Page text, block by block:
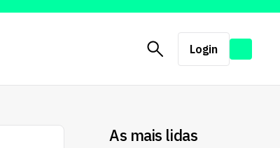
Login
As mais lidas